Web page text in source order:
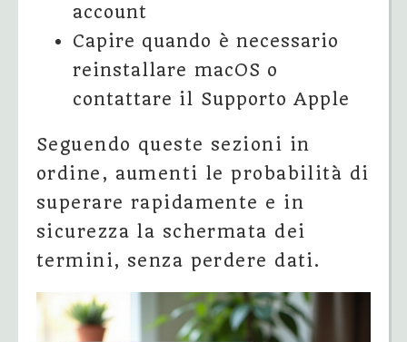
account
Capire quando è necessario
reinstallare macOS o
contattare il Supporto Apple
Seguendo queste sezioni in
ordine, aumenti le probabilità di
superare rapidamente e in
sicurezza la schermata dei
termini, senza perdere dati.